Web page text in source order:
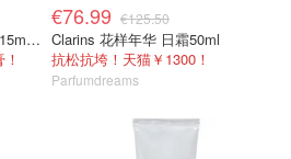
Clarins 弹簧霜日霜50ml+晚霜15ml+唇油
€76.99 €125.50
Clarins 花样年华 日霜50ml
抗松抗垮！天猫￥1300！
Parfumdreams